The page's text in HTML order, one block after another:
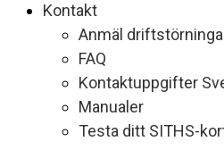
Kontakt
Anmäl
FAQ
Kontaktuppgifter
Manualer
Testa ditt SITHS-